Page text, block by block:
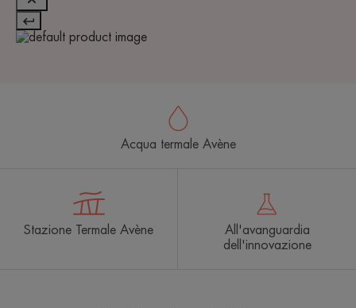
Acqua termale Avène
Stazione Termale Avène
All'avanguardia
dell'innovazione